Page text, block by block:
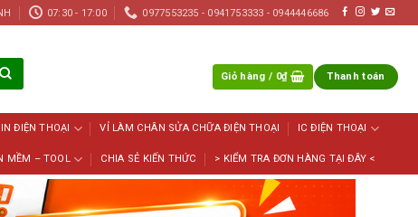
07:30 - 17:00 0977553235 - 0941753333 - 0944446686
Giỏ hàng / 0₫ Thanh toán
ĐIỆN THOẠI VỈ LÀM CHÂN SỬA CHỮA ĐIỆN THOẠI IC ĐIỆN THOẠI
MỀM – TOOL CHIA SẺ KIẾN THỨC > KIỂM TRA ĐƠN HÀNG TẠI ĐÂY <